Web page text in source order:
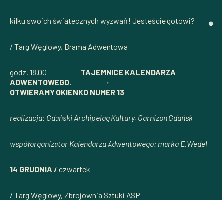
kilku swoich świątecznych wyzwań! Jesteście gotowi?
/ Targ Węglowy, Brama Adwentowa
godz. 18.00 TAJEMNICE KALENDARZA
ADWENTOWEGO.
OTWIERAMY OKIENKO NUMER 13
realizacja: Gdański Archipelag Kultury, Garnizon Gdańsk
współorganizator Kalendarza Adwentowego: marka E.Wedel
14 GRUDNIA / czwartek
/ Targ Węglowy, Zbrojownia Sztuki ASP